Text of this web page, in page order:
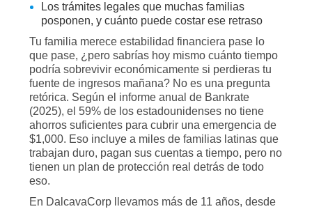
Los trámites legales que muchas familias
posponen, y cuánto puede costar ese retraso
Tu familia merece estabilidad financiera pase lo
que pase, ¿pero sabrías hoy mismo cuánto tiempo
podría sobrevivir económicamente si perdieras tu
fuente de ingresos mañana? No es una pregunta
retórica. Según el informe anual de Bankrate
(2025), el 59% de los estadounidenses no tiene
ahorros suficientes para cubrir una emergencia de
$1,000. Eso incluye a miles de familias latinas que
trabajan duro, pagan sus cuentas a tiempo, pero no
tienen un plan de protección real detrás de todo
eso.
En DalcavaCorp llevamos más de 11 años, desde